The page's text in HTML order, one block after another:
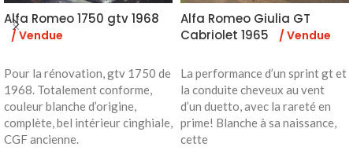
Alfa Romeo 1750 gtv 1968
/ Vendue
Pour la rénovation, gtv 1750 de
1968. Totalement conforme,
couleur blanche d’origine,
complète, bel intérieur cinghiale,
CGF ancienne.
Alfa Romeo Giulia GT
Cabriolet 1965
/ Vendue
La performance d’un sprint gt et
la conduite cheveux au vent
d’un duetto, avec la rareté en
prime! Blanche à sa naissance,
cette